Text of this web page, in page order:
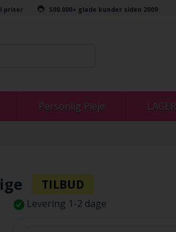
priser 500.000+ glade kunder siden 2009
Personlig Pleje
Levering 1-2 dage